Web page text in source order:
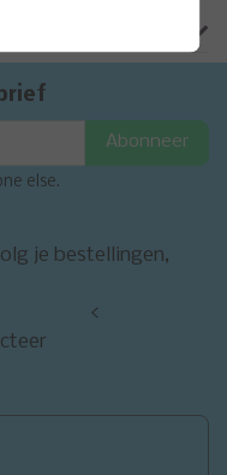
Abonneer
else.
je bestellingen,
<